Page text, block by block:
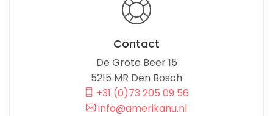
Contact
De Grote Beer 15
5215 MR Den Bosch
+31 (0)73 205 09 56
info@amerikanu.nl